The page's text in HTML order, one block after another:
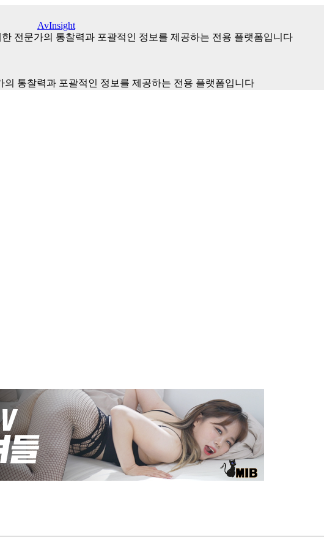
AvInsight
전문가의 통찰력과 포괄적인 정보를 제공하는 전용 플랫폼입니다
통찰력과 포괄적인 정보를 제공하는 전용 플랫폼입니다